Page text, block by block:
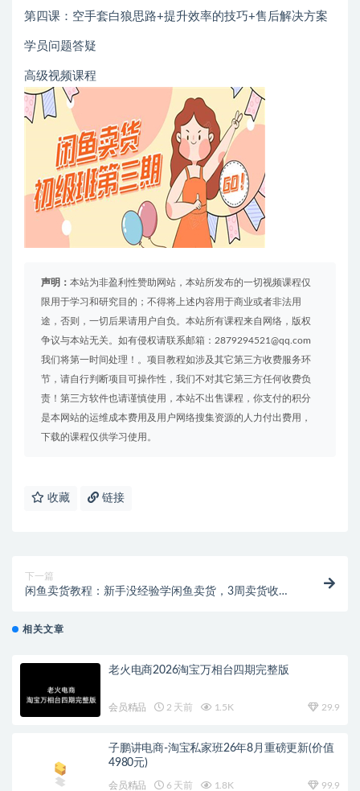
第四课：空手套白狼思路+提升效率的技巧+售后解决方案
学员问题答疑
高级视频课程
声明： 本站为非盈利性赞助网站，本站所发布的一切视频课程仅
限用于学习和研究目的；不得将上述内容用于商业或者非法用
途，否则，一切后果请用户自负。本站所有课程来自网络，版权
争议与本站无关。如有侵权请联系邮箱：2879294521@qq.com
我们将第一时间处理！。项目教程如涉及其它第三方收费服务环
节，请自行判断项目可操作性，我们不对其它第三方任何收费负
责！第三方软件也请谨慎使用，本站不出售课程，你支付的积分
是本网站的运维成本费用及用户网络搜集资源的人力付出费用，
下载的课程仅供学习使用。
收藏 链接
下一篇
闲鱼卖货教程：新手没经验学闲鱼卖货，3周卖货收入2
相关文章
老火电商2026淘宝万相台四期完整版
会员精品 2 天前 1.5K 29.9
子鹏讲电商-淘宝私家班26年8月重磅更新(价值
4980元)
会员精品 6 天前 1.8K 99.9